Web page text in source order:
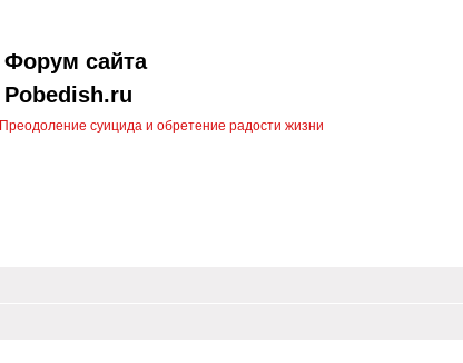
Форум сайта
Pobedish.ru
Преодоление суицида и обретение радости жизни